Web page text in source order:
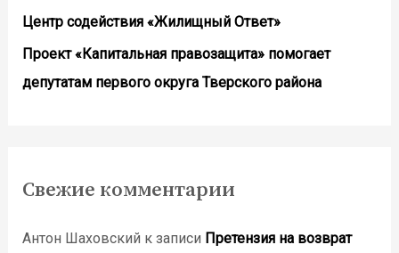
Центр содействия «Жилищный Ответ»
Проект «Капитальная правозащита» помогает
депутатам первого округа Тверского района
Свежие комментарии
Антон Шаховский к записи Претензия на возврат